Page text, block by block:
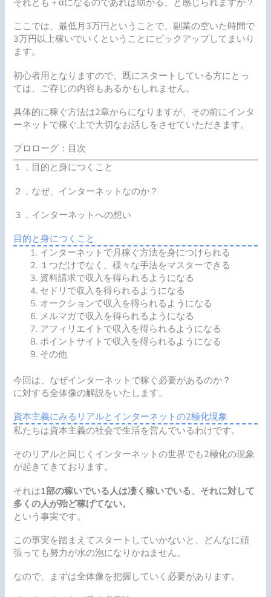
それとも ＋αになるのであれば助かる、と感じられますか？
ここでは、最低月3万円ということで、副業の空いた時間で
3万円以上稼いでいくということにピックアップしてまいり
ます。
初心者用となりますので、既にスタートしている方にとっ
ては、ご存じの内容もあるかもしれません。
具体的に稼ぐ方法は2章からになりますが、その前にインタ
ーネットで稼ぐ上で大切なお話しをさせていただきます。
プロローグ：目次
１，目的と身につくこと
２，なぜ、インターネットなのか？
３，インターネットへの想い
目的と身につくこと
インターネットで月稼ぐ方法を身につけられる
１つだけでなく、様々な手法をマスターできる
資料請求で収入を得られるようになる
セドリで収入を得られるようになる
オークションで収入を得られるようになる
メルマガで収入を得られるようになる
アフィリエイトで収入を得られるようになる
ポイントサイトで収入を得られるようになる
その他
今回は、なぜインターネットで稼ぐ必要があるのか？
に対する全体像の解説をいたします。
資本主義にみるリアルとインターネットの2極化現象
私たちは資本主義の社会で生活を営んでいるわけです。
そのリアルと同じくインターネットの世界でも2極化の現象
が起きてきております。
それは1部の稼いでいる人は凄く稼いでいる、それに対して
多くの人が殆ど稼げてない。
という事実です。
この事実を踏まえてスタートしていかないと、どんなに頑
張っても努力が水の泡になりかねません。
なので、まずは全体像を把握していく必要があります。